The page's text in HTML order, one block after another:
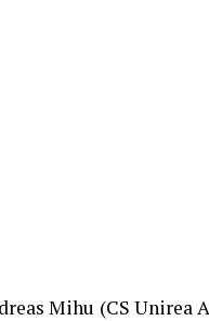
Mihu (CS Unirea